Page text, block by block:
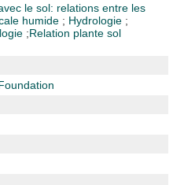
le sol: relations entre les
humide ; Hydrologie ;
;Relation plante sol